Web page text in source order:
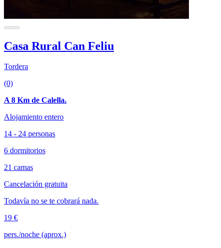
Casa Rural Can Feliu
Tordera
(0)
A 8 Km de Calella.
Alojamiento entero
14 - 24 personas
6 dormitorios
21 camas
Cancelación gratuita
Todavía no se te cobrará nada.
19 €
pers./noche (aprox.)